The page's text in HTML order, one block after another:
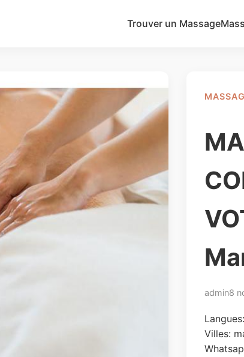
Trouver un Massage
admin8
Villes: